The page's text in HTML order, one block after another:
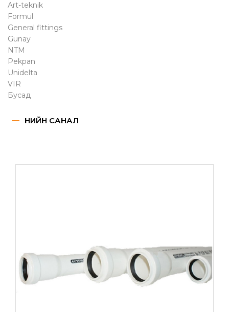
Art-teknik
Formul
General fittings
Gunay
NTM
Pekpan
Unidelta
VIR
Бусад
ҮНИЙН САНАЛ